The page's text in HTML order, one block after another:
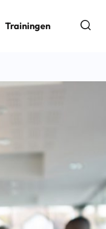
Trainingen